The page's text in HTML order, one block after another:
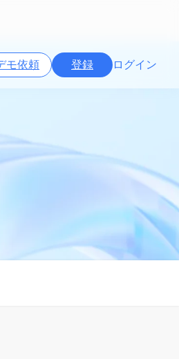
モ依頼 登録 ログイン